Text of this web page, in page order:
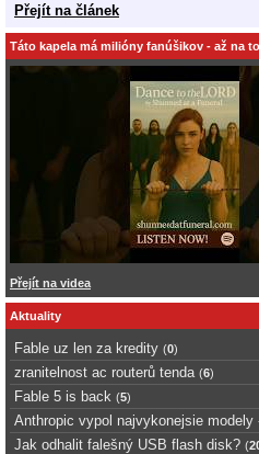
Přejít na článek
Táto kapela má milióny fanúšikov - až na
Přejít na videa
Aktuality
Fable uz len za kredity (0)
zranitelnost ac routerů tenda (6)
Fable 5 is back (5)
Anthropic vypol najvykonejsie
Jak odhalit falešný USB flash disk? (